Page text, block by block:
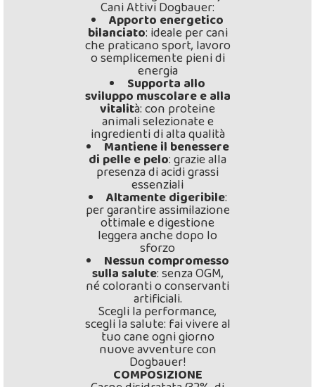
Cani Attivi Dogbauer:
Apporto energetico
bilanciato: ideale per cani
che praticano sport, lavoro
o semplicemente pieni di
energia
Supporta allo
sviluppo muscolare e alla
vitalità: con proteine
animali selezionate e
ingredienti di alta qualità
Mantiene il benessere
di pelle e pelo: grazie alla
presenza di acidi grassi
essenziali
Altamente digeribile:
per garantire assimilazione
ottimale e digestione
leggera anche dopo lo
sforzo
Nessun compromesso
sulla salute: senza OGM,
né coloranti o conservanti
artificiali.
Scegli la performance,
scegli la salute: fai vivere al
tuo cane ogni giorno
nuove avventure con
Dogbauer!
COMPOSIZIONE